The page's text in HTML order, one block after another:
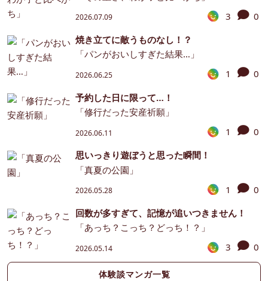
2026.07.09 3
0
焼き立てに敵うものなし！？
「パンがおいしすぎた結果…」
2026.06.25 1
0
予約した日に限って…！
「修行だった安産祈願」
2026.06.11 1
0
思いっきり遊ぼうと思った瞬間！
「真夏の公園」
2026.05.28 1
0
回数が多すぎて、記憶が追いつきません！
「あっち？こっち？どっち！？」
2026.05.14 3 0
体験談マンガ一覧